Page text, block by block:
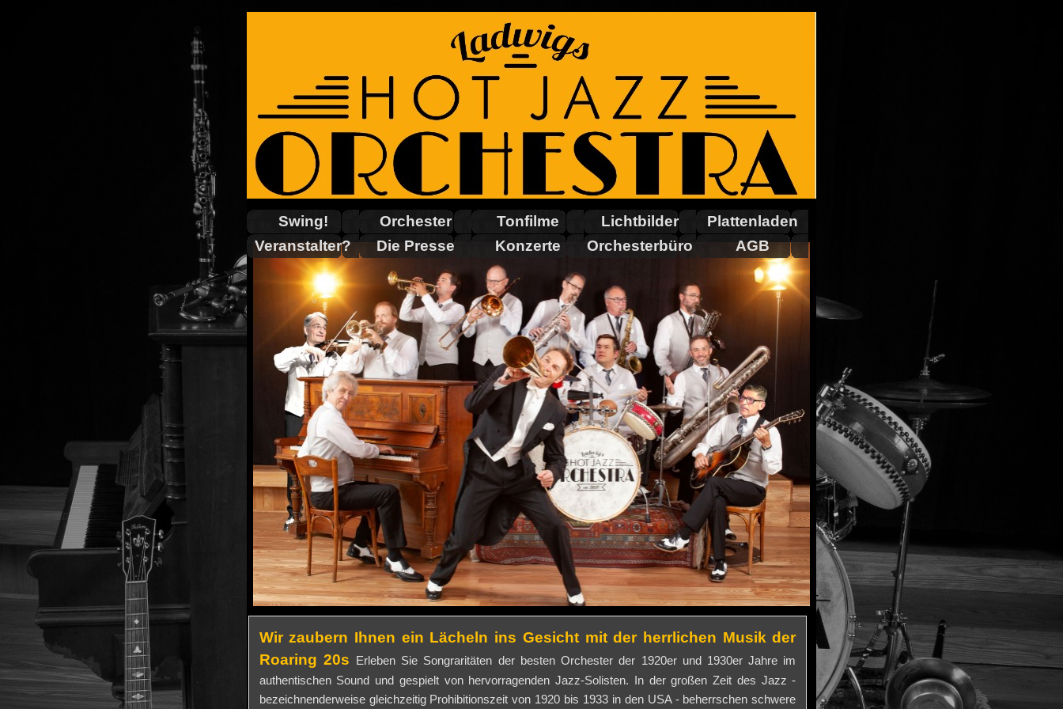
Swing! Orchester Tonfilme Lichtbilder
Plattenladen
Veranstalter?
Die Presse Konzerte Orchesterbüro AGB
Wir zaubern Ihnen ein Lächeln ins Gesicht mit der herrlichen Musik der
Roaring 20s
Erleben Sie Songraritäten der besten Orchester der 1920er und 1930er Jahre im
authentischen Sound und gespielt von hervorragenden Jazz-Solisten.
In der großen Zeit des Jazz -
bezeichnenderweise gleichzeitig Prohibitionszeit von 1920 bis 1933 in den USA - beherrschen schwere